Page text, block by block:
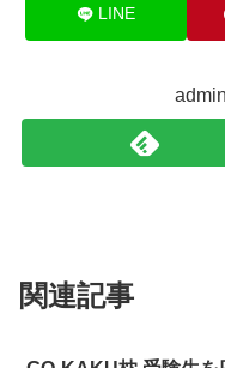
LINE
関連記事